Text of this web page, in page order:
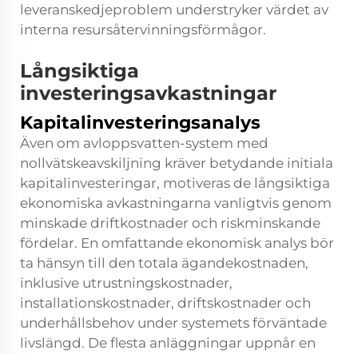
leveranskedjeproblem understryker värdet av
interna resursåtervinningsförmågor.
Långsiktiga
investeringsavkastningar
Kapitalinvesteringsanalys
Även om avloppsvatten-system med
nollvätskeavskiljning kräver betydande initiala
kapitalinvesteringar, motiveras de långsiktiga
ekonomiska avkastningarna vanligtvis genom
minskade driftkostnader och riskminskande
fördelar. En omfattande ekonomisk analys bör
ta hänsyn till den totala ägandekostnaden,
inklusive utrustningskostnader,
installationskostnader, driftskostnader och
underhållsbehov under systemets förväntade
livslängd. De flesta anläggningar uppnår en